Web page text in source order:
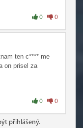
0 0
ten c**** me
on prisel za
0 0
přihlášený.